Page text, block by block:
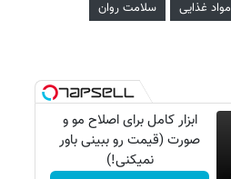
مواد غذایی سلامت روان
ابزار کامل برای اصلاح مو و
صورت (قیمت رو ببینی باور
نمیکنی!)